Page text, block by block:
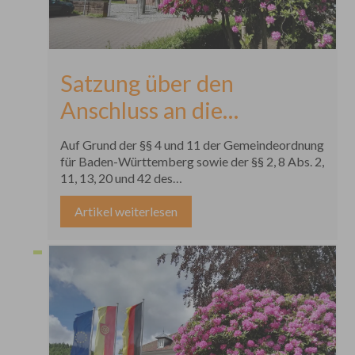
Satzung über den
Anschluss an die
öffentliche
Wasserversorgung und
die Versorgung der
Grundstücke mit Wasser
(Wasserversorgungssatzung
– WVS)
Auf Grund der §§ 4 und 11 der Gemeindeordnung
für Baden-Württemberg sowie der §§ 2, 8 Abs. 2,
11, 13, 20 und 42 des
Kommunalabgabengesetzes für Baden-
Württemberg hat der Gemeinderat der
Gemeinde Ottenhöfen im Schwarzwald in seiner
Sitzung am 10.12.2025 folgende Satzung
Artikel weiterlesen